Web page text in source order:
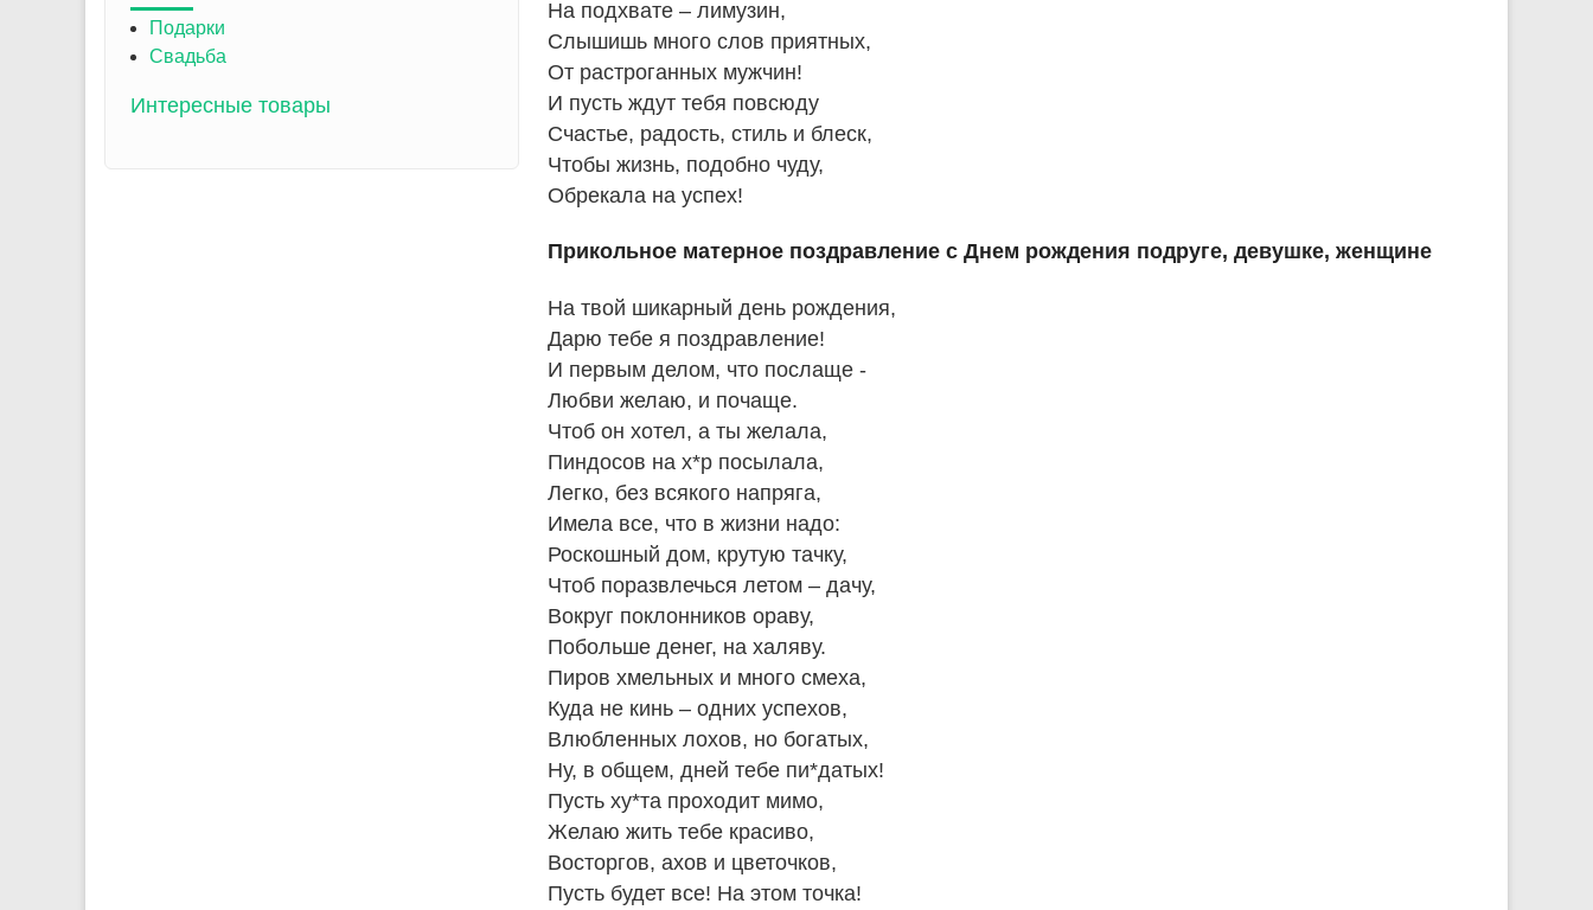
На подхвате – лимузин,
Слышишь много слов приятных,
От растроганных мужчин!
И пусть ждут тебя повсюду
Счастье, радость, стиль и блеск,
Чтобы жизнь, подобно чуду,
Обрекала на успех!
Прикольное матерное поздравление с Днем рождения подруге, девушке, женщине
На твой шикарный день рождения,
Дарю тебе я поздравление!
И первым делом, что послаще -
Любви желаю, и почаще.
Чтоб он хотел, а ты желала,
Пиндосов на х*р посылала,
Легко, без всякого напряга,
Имела все, что в жизни надо:
Роскошный дом, крутую тачку,
Чтоб поразвлечься летом – дачу,
Вокруг поклонников ораву,
Побольше денег, на халяву.
Пиров хмельных и много смеха,
Куда не кинь – одних успехов,
Влюбленных лохов, но богатых,
Ну, в общем, дней тебе пи*датых!
Пусть ху*та проходит мимо,
Желаю жить тебе красиво,
Восторгов, ахов и цветочков,
Пусть будет все! На этом точка!
Подарки
Свадьба
Интересные товары